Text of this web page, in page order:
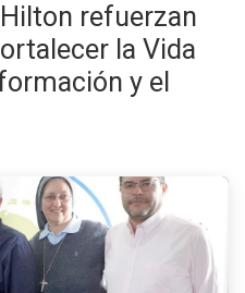
refuerzan
la Vida
y el